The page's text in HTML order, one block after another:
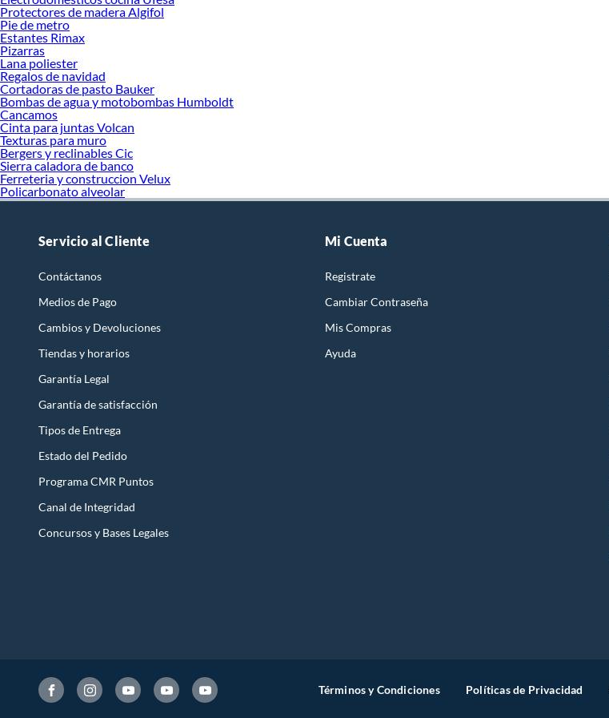
Protectores de madera Algifol
Pie de metro
Estantes Rimax
Pizarras
Lana poliester
Regalos de navidad
Cortadoras de pasto Bauker
Bombas de agua y motobombas Humboldt
Cancamos
Cinta para juntas Volcan
Texturas para muro
Bergers y reclinables Cic
Sierra caladora de banco
Ferreteria y construccion Velux
Policarbonato alveolar
Servicio al Cliente
Contáctanos
Medios de Pago
Cambios y Devoluciones
Tiendas y horarios
Garantía Legal
Garantía de satisfacción
Tipos de Entrega
Estado del Pedido
Programa CMR Puntos
Canal de Integridad
Concursos y Bases Legales
Mi Cuenta
Registrate
Cambiar Contraseña
Mis Compras
Ayuda
Términos y Condiciones Políticas de Privacidad